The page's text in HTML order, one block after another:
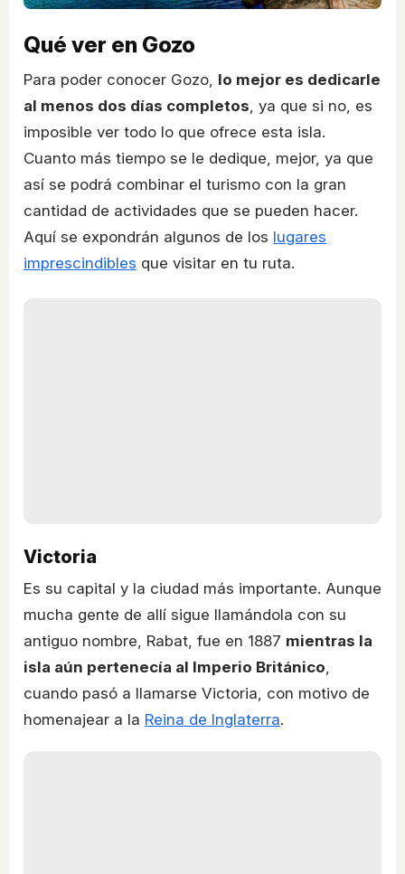
Qué ver en Gozo
Para poder conocer Gozo, lo mejor es dedicarle
al menos dos días completos , ya que si no, es
imposible ver todo lo que ofrece esta isla.
Cuanto más tiempo se le dedique, mejor, ya que
así se podrá combinar el turismo con la gran
cantidad de actividades que se pueden hacer.
Aquí se expondrán algunos de los lugares
imprescindibles que visitar en tu ruta.
Victoria
Es su capital y la ciudad más importante. Aunque
mucha gente de allí sigue llamándola con su
antiguo nombre, Rabat, fue en 1887 mientras la
isla aún pertenecía al Imperio Británico
cuando pasó a llamarse Victoria, con motivo de
homenajear a la Reina de Inglaterra.